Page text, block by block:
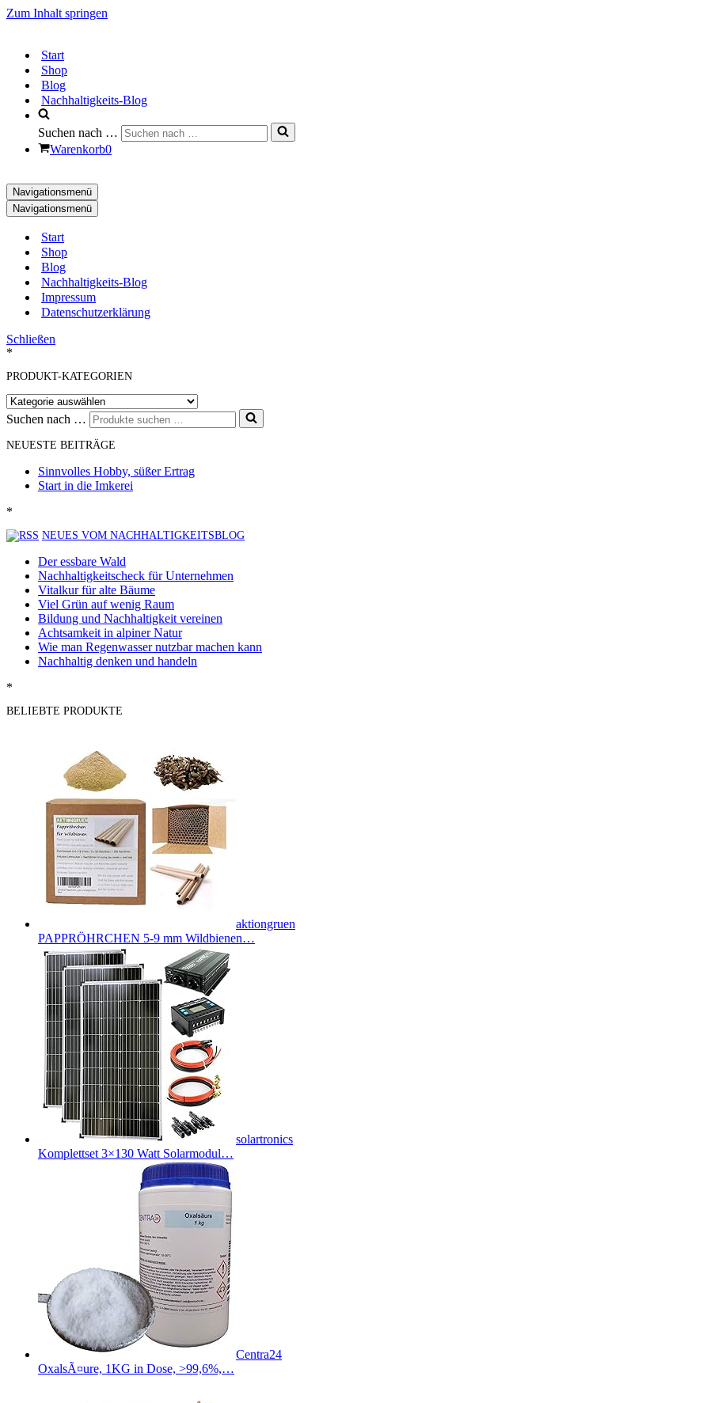
Zum Inhalt springen
Start
Shop
Blog
Nachhaltigkeits-Blog
Suchen nach …
Warenkorb0
Navigationsmenü
Navigationsmenü
Start
Shop
Blog
Nachhaltigkeits-Blog
Impressum
Datenschutzerklärung
Schließen
*
PRODUKT-KATEGORIEN
Suchen nach …
NEUESTE BEITRÄGE
Sinnvolles Hobby, süßer Ertrag
Start in die Imkerei
*
NEUES VOM NACHHALTIGKEITSBLOG
Der essbare Wald
Nachhaltigkeitscheck für Unternehmen
Vitalkur für alte Bäume
Viel Grün auf wenig Raum
Bildung und Nachhaltigkeit vereinen
Achtsamkeit in alpiner Natur
Wie man Regenwasser nutzbar machen kann
Nachhaltig denken und handeln
*
BELIEBTE PRODUKTE
aktiongruen
PAPPRÖHRCHEN 5-9 mm Wildbienen…
solartronics
Komplettset 3×130 Watt Solarmodul…
Centra24
OxalsÃ¤ure, 1KG in Dose, >99,6%,…